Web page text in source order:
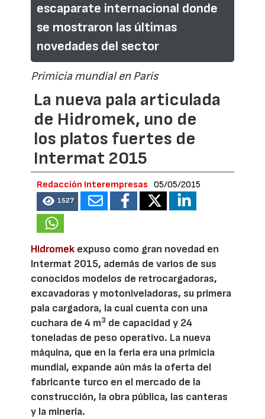
escaparate internacional donde
se mostraron las últimas
novedades del sector
Primicia mundial en París
La nueva pala articulada
de Hidromek, uno de
los platos fuertes de
Intermat 2015
Redacción Interempresas 05/05/2015
1527
Hidromek expuso como gran novedad en
Intermat 2015, además de varios de sus
conocidos modelos de retrocargadoras,
excavadoras y motoniveladoras, su primera
pala cargadora, la cual cuenta con una
cuchara de 4 m3 de capacidad y 24
toneladas de peso operativo. La nueva
máquina, que en la feria era una primicia
mundial, expande aún más la oferta del
fabricante turco en el mercado de la
construcción, la obra pública, las canteras
y la minería.